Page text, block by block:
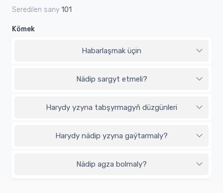
Seredilen sany 101
Kömek
Habarlaşmak üçin
Nädip sargyt etmeli?
Harydy yzyna tabşyrmagyň düzgünleri
Harydy nädip yzyna gaýtarmaly?
Nädip agza bolmaly?